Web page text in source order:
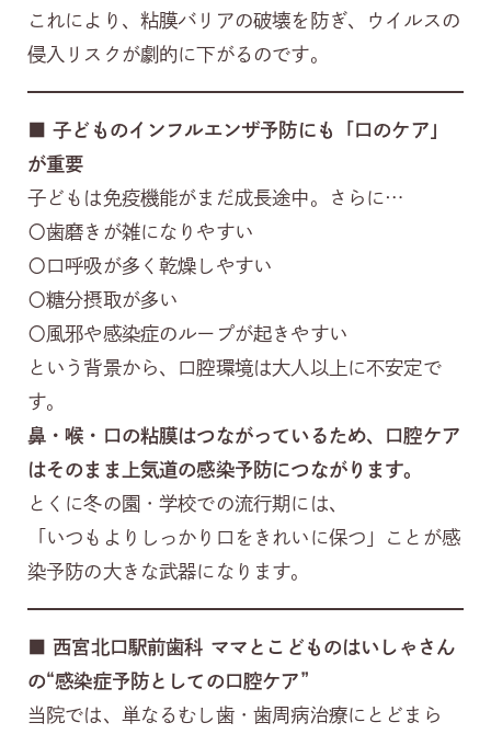
これにより、粘膜バリアの破壊を防ぎ、ウイルスの
侵入リスクが劇的に下がるのです。
■子どものインフルエンザ予防にも「口のケア」
が重要
子どもは免疫機能がまだ成長途中。さらに…
〇歯磨きが雑になりやすい
〇口呼吸が多く乾燥しやすい
〇糖分摂取が多い
〇風邪や感染症のループが起きやすい
という背景から、口腔環境は大人以上に不安定で
す。
鼻・喉・口の粘膜はつながっているため、口腔ケア
はそのまま上気道の感染予防につながります。
とくに冬の園・学校での流行期には、
「いつもよりしっかり口をきれいに保つ」ことが感
染予防の大きな武器になります。
■西宮北口駅前歯科 ママとこどものはいしゃさん
の“感染症予防としての口腔ケア”
当院では、単なるむし歯・歯周病治療にとどまら